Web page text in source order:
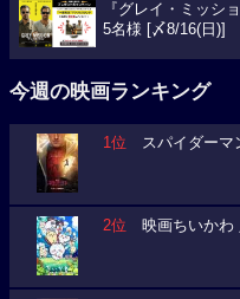
『グレイ・ミッシ
5名様 [〆8/16(日)]
今週の映画ランキング
1位 スパイダーマ
2位 映画ちいかわ